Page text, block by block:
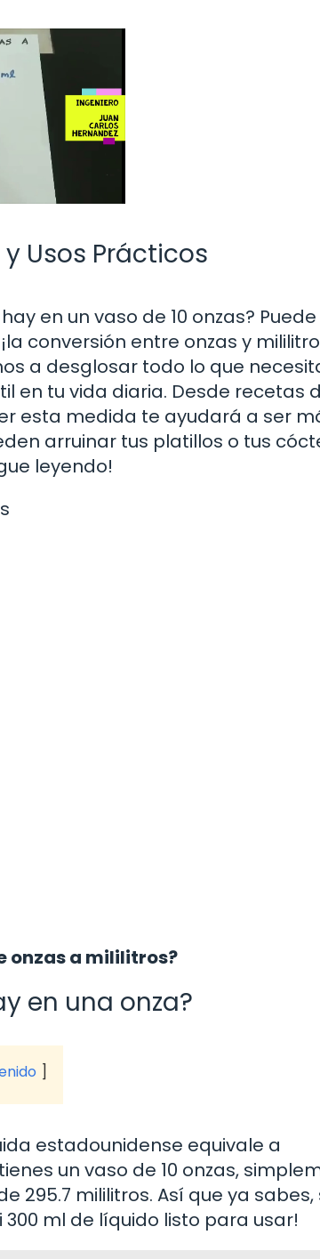
y Usos Prácticos
en un vaso de 10 onzas? Puede
conversión entre onzas y
a desglosar todo lo que
en tu vida diaria. Desde recetas
esta medida te ayudará a ser
arruinar tus platillos o tus
leyendo!
onzas a mililitros?
en una onza?
estadounidense equivale a
un vaso de 10 onzas,
295.7 mililitros. Así que ya sabes,
300 ml de líquido listo para usar!